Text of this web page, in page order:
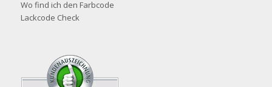
Wo find ich den Farbcode
Lackcode Check